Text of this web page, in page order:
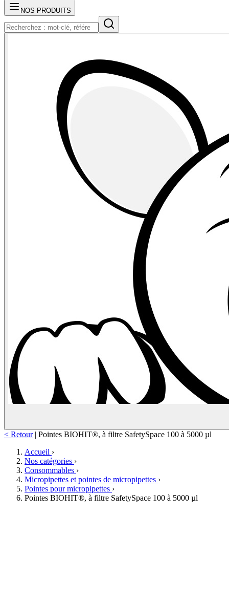
NOS PRODUITS
< Retour | Pointes BIOHIT®, à filtre SafetySpace 100 à 5000 µl
Accueil ›
Nos catégories ›
Consommables ›
Micropipettes et pointes de micropipettes ›
Pointes pour micropipettes ›
Pointes BIOHIT®, à filtre SafetySpace 100 à 5000 µl